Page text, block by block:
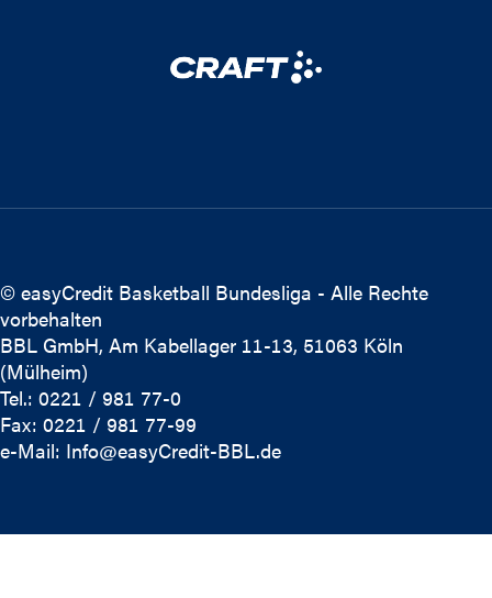
© easyCredit Basketball Bundesliga - Alle Rechte
vorbehalten
BBL GmbH, Am Kabellager 11-13, 51063 Köln
(Mülheim)
Tel.: 0221 / 981 77-0
Fax: 0221 / 981 77-99
e-Mail: Info@easyCredit-BBL.de